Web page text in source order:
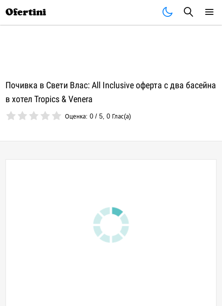
Ofertini
Почивка в Свети Влас: All Inclusive оферта с два басейна
в хотел Tropics & Venera
Оценка:0 /5,0 Глас(а)